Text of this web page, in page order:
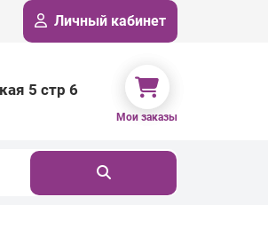
Личный кабинет
5 стр 6
Мои заказы